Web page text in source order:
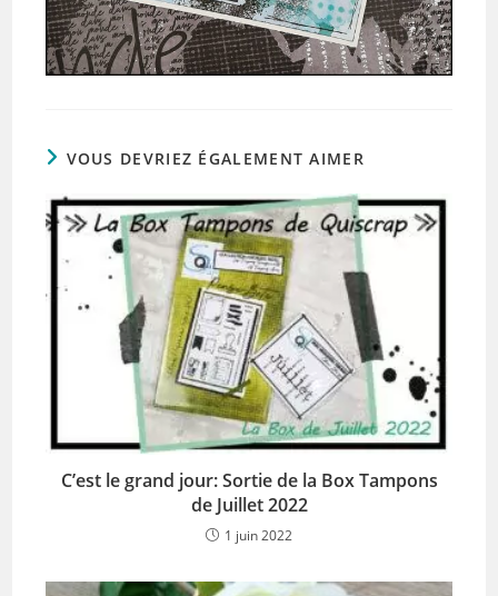
VOUS DEVRIEZ ÉGALEMENT AIMER
C’est le grand jour: Sortie de la Box Tampons
de Juillet 2022
1 juin 2022